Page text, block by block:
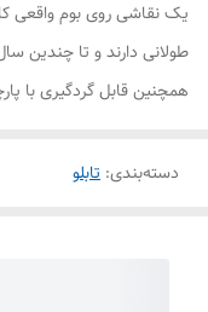
یک نقاشی روی بوم واقعی
طولانی دارند و تا چندین
همچنین قابل گردگیری با
دسته‌بندی: تابلو